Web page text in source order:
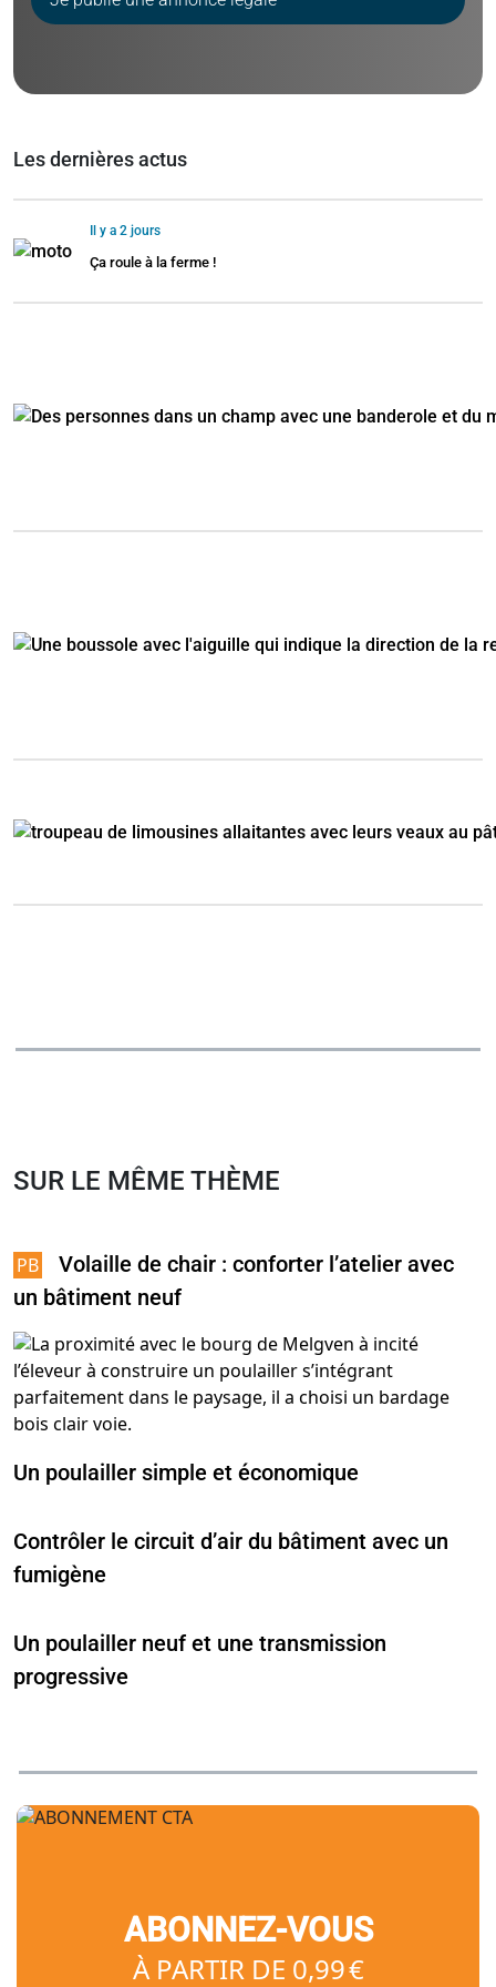
Les dernières actus
Il y a 2 jours
Ça roule à la ferme !
SUR LE MÊME THÈME
Volaille de chair : conforter l’atelier avec
un bâtiment neuf
Un poulailler simple et économique
Contrôler le circuit d’air du bâtiment avec un
fumigène
Un poulailler neuf et une transmission
progressive
ABONNEZ-VOUS
À PARTIR DE 0,99 €